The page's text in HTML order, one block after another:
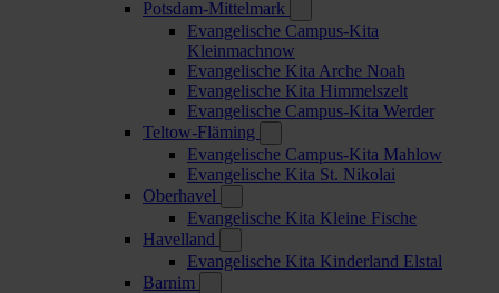
Potsdam-Mittelmark
Evangelische Campus-Kita
Kleinmachnow
Evangelische Kita Arche Noah
Evangelische Kita Himmelszelt
Evangelische Campus-Kita Werder
Teltow-Fläming
Evangelische Campus-Kita Mahlow
Evangelische Kita St. Nikolai
Oberhavel
Evangelische Kita Kleine Fische
Havelland
Evangelische Kita Kinderland Elstal
Barnim